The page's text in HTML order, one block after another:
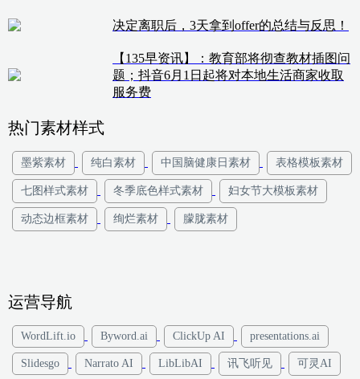
决定离职后，3天拿到offer的总结与反思！
【135早资讯】：教育部将彻查教材插图问
题；抖音6月1日起将对本地生活商家收取
服务费
热门素材样式
墨紫素材 纯白素材 中国脑健康日素材 表格模板素材
七图样式素材 冬季底色样式素材 妇女节大模板素材
动态边框素材 绚烂素材 朦胧素材
运营导航
WordLift.io Byword.ai ClickUp AI presentations.ai
Slidesgo Narrato AI LibLibAI 讯飞听见 可灵AI